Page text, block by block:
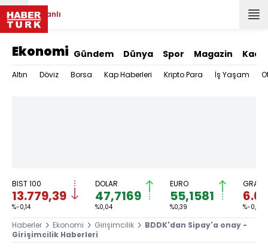
Canlı
Ekonomi Gündem Dünya Spor Magazin
Altın Döviz Borsa Kap Haberleri Kripto Para İş Yaşam
BIST 100
13.779,39
%-0,14
DOLAR
47,7169
%0,04
EURO
55,1581
%0,39
GRAM
%-0,37
Haberler Ekonomi Girişimcilik
BDDK'dan Sipay'a onay -
Girişimcilik Haberleri